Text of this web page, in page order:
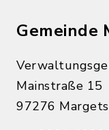
Gemeinde
Mainstraße 15
97276